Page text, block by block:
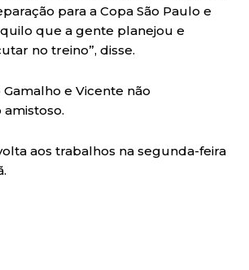
para a Copa São Paulo e
que a gente planejou e
no treino”, disse.
Gamalho e Vicente não
aos trabalhos na segunda-feira